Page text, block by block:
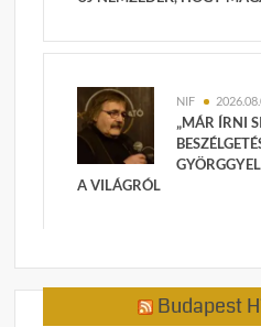
NIF
„MÁR ÍRNI
A VILÁGRÓL
Budapest